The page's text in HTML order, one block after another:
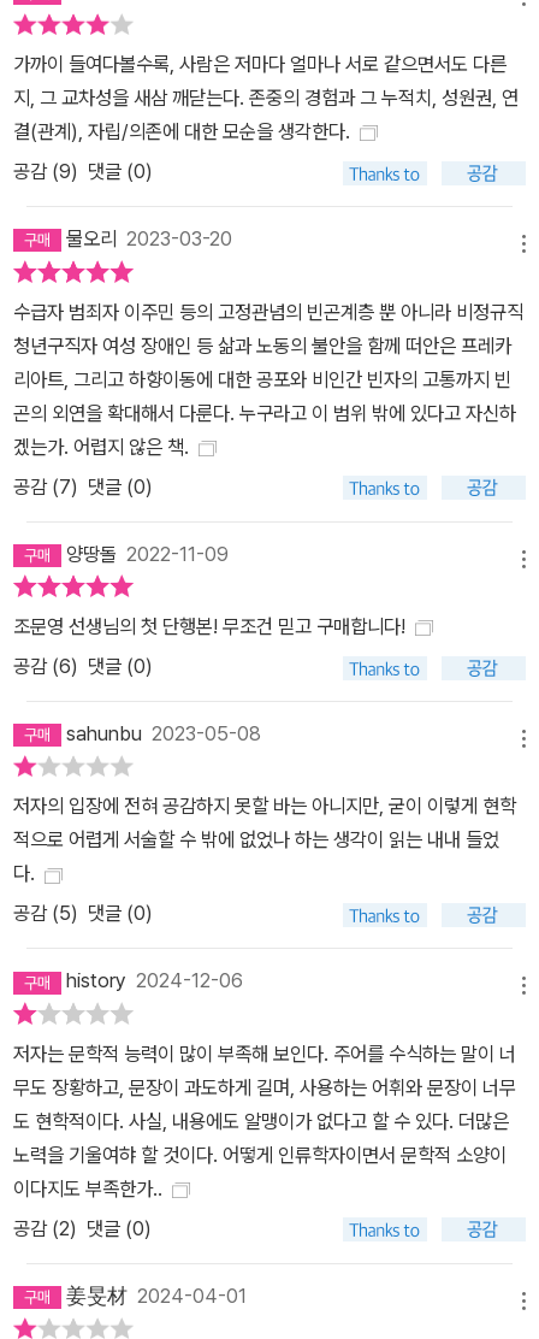
판단의 절대 기준이 되곤 한다. 노동 대 빈곤, 노동자 대 빈자라는 이
분법은 이런 구성 속에서 “후자의 열위를 정당화한다”. 빈곤 통치의
역사는 인간에게 노동을 강제하기 위한 일련의 지식과 제도를 구축해
온 과정이다.(105) “역설적으로 봉사자, 활동가, 정책 실무자, 연구
자, 예술가, 기자 등 빈곤을 어떤 식으로든 재현하고 쟁점화하는 매개
자・대화자 집단은 빈곤 문제의 해결이 요원해 보일수록 역설적으로
증가했다”는 점은 이런 맥락에서 주목할 만하다. 관계자, 조력자, 재
현자를 자처하는 사람들도 결국은 빈자에게 의존한다는 것. 빈민이
이룬 공동체와 빈민(주민)운동은 일찍이 당연한 존재 양태로서 상호
의존성을 체화하고 실천해왔다. 이렇게 모두가 빈곤의 연결망에 깊이
연루된 세계에선 “누구도 빈곤의 천태만상을 멀찍이서 바라만 보는
위치에 있을 수 없다”는 저자의 말은, 모두가 불평등의 피해자임을 자
처하는 “경계 없는 불평등의 시대”에 우리가 우리 자신의 불안을 위
치시키는 것과는 조금 다른 방식의 빈곤 감각, 빈곤 인식을 가질 것을
셈블리지다. 그는 빈곤 통치와 빈민의 구성을 개괄한 뒤, 이와 전혀 다
른 방식으로 두 중국 여성의 빈곤-과정에 동행하는 문화기술지를 써
내려간다. 폭스콘 공장노동자–커뮤니티센터의 자원봉사자-보험판매
며 ‘사회적 공장’에서 “부단히 가치를 만들어냈지만, 그러는 동안 소
념이 반복되고 뒤얽히는 과정”이 쭤메이의 일상을 통해 그려진다. 다
음은 토지를 되찾기 위해 시댁 마을과 친정이 있는 도시, 관공서와 모
델하우스를 불안하게 전전하는 쑨위펀의 여정이다. 그 과정에서 끊임
없이 ‘자격’을 의심받으며, 제도권과 시장의 무시, 가족의 경계와 무관
심 속에서 자격 없음의 감각을 내면화한 쑨위펀은 어느 쪽에서도 집
을 찾지 못한다. 장면이 바뀌고, 취약한 내면을 더 넓은 세상과 대면시
키며 책은 글로벌 빈곤과 접속한 청년들의 빈곤 감각에 주목한다. “빈
자와 바깥 세계를 연결해내는 핵심 고리”, 바로 실존의 빈곤이다. 이
들은 자기 빈곤을 안고도 “글로벌 빈곤의 퇴마사를 자처”하며 개발·
원조 프로젝트에 투신해 빈곤산업을 떠받친다. 빈곤이 구조적 불평등
을 가리는 글로벌 질서의 매개로 등장하고 국제정치의 역동에 따라
더욱 복잡한 지형을 형성하는 과정에서 국제기구와 ‘윤리적 기업’은
지식・가치・윤리・제도를 유통함으로써 이 질서를 강화한다. 이 현
장에서 “실존의 결핍을 호소해온 청년들은 열정 노동과 창의 노동을
불태우며 글로벌 빈곤 퇴치를 위해 싸우는 가장 역설적인 전사”가 된
는 아이들에게 생생한 경험을 전달하고, 넓게는 지역사회에 보탬이
되고 싶습니다.(235) 자기 확인의 열망, 실존의 불안과 인정 욕구, 진
가까이 들여다볼수록, 사람은 저마다 얼마나 서로 같으면서도 다른
지, 그 교차성을 새삼 깨닫는다. 존중의 경험과 그 누적치, 성원권, 연
결(관계), 자립/의존에 대한 모순을 생각한다.
공감 (9) 댓글 (0)
물오리 2023-03-20
수급자 범죄자 이주민 등의 고정관념의 빈곤계층 뿐 아니라 비정규직
청년구직자 여성 장애인 등 삶과 노동의 불안을 함께 떠안은 프레카
리아트, 그리고 하향이동에 대한 공포와 비인간 빈자의 고통까지 빈
곤의 외연을 확대해서 다룬다. 누구라고 이 범위 밖에 있다고 자신하
겠는가. 어렵지 않은 책.
공감 (7) 댓글 (0)
양땅돌 2022-11-09
조문영 선생님의 첫 단행본! 무조건 믿고 구매합니다!
공감 (6) 댓글 (0)
sahunbu 2023-05-08
저자의 입장에 전혀 공감하지 못할 바는 아니지만, 굳이 이렇게 현학
적으로 어렵게 서술할 수 밖에 없었나 하는 생각이 읽는 내내 들었
다.
공감 (5) 댓글 (0)
history 2024-12-06
저자는 문학적 능력이 많이 부족해 보인다. 주어를 수식하는 말이 너
무도 장황하고, 문장이 과도하게 길며, 사용하는 어휘와 문장이 너무
도 현학적이다. 사실, 내용에도 알맹이가 없다고 할 수 있다. 더많은
노력을 기울여햐 할 것이다. 어떻게 인류학자이면서 문학적 소양이
이다지도 부족한가..
공감 (2) 댓글 (0)
姜旻材 2024-04-01